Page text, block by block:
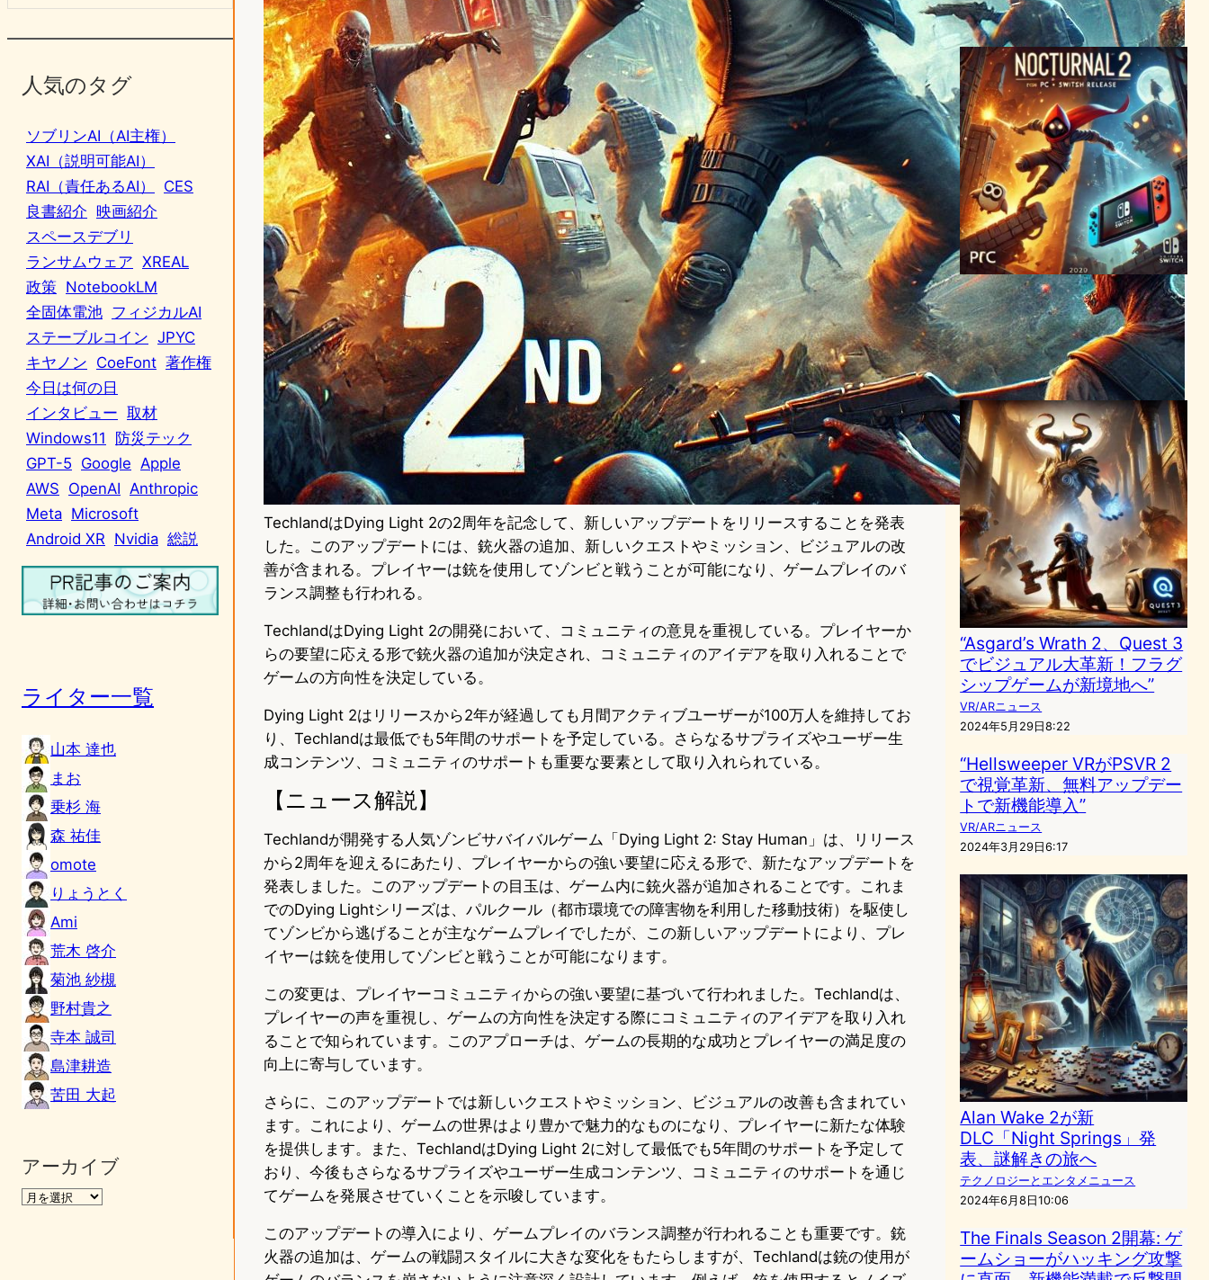
人気のタグ
ソブリンAI（AI主権）
XAI（説明可能AI）
RAI（責任あるAI）
CES
良書紹介 映画紹介
スペースデブリ
ランサムウェア XREAL
政策 NotebookLM
全固体電池 フィジカルAI
ステーブルコイン JPYC
キヤノン CoeFont 著作権
今日は何の日
インタビュー 取材
Windows11
防災テック
GPT-5 Google Apple
AWS OpenAI Anthropic
Meta Microsoft
Android XR Nvidia 総説
ライター一覧
山本 達也
まお
乗杉 海
森 祐佳
omote
りょうとく
Ami
荒木 啓介
菊池 紗槻
野村貴之
寺本 誠司
島津耕造
苦田 大起
アーカイブ
TechlandはDying Light 2の2周年を記念して、新しいアップデートをリリースすることを発表
した。このアップデートには、銃火器の追加、新しいクエストやミッション、ビジュアルの改
善が含まれる。プレイヤーは銃を使用してゾンビと戦うことが可能になり、ゲームプレイのバ
ランス調整も行われる。
TechlandはDying Light 2の開発において、コミュニティの意見を重視している。プレイヤーか
らの要望に応える形で銃火器の追加が決定され、コミュニティのアイデアを取り入れることで
ゲームの方向性を決定している。
Dying Light 2はリリースから2年が経過しても月間アクティブユーザーが100万人を維持してお
り、Techlandは最低でも5年間のサポートを予定している。さらなるサプライズやユーザー生
成コンテンツ、コミュニティのサポートも重要な要素として取り入れられている。
【ニュース解説】
Techlandが開発する人気ゾンビサバイバルゲーム「Dying Light 2: Stay Human」は、リリース
から2周年を迎えるにあたり、プレイヤーからの強い要望に応える形で、新たなアップデートを
発表しました。このアップデートの目玉は、ゲーム内に銃火器が追加されることです。これま
でのDying Lightシリーズは、パルクール（都市環境での障害物を利用した移動技術）を駆使し
てゾンビから逃げることが主なゲームプレイでしたが、この新しいアップデートにより、プレ
イヤーは銃を使用してゾンビと戦うことが可能になります。
この変更は、プレイヤーコミュニティからの強い要望に基づいて行われました。Techlandは、
プレイヤーの声を重視し、ゲームの方向性を決定する際にコミュニティのアイデアを取り入れ
ることで知られています。このアプローチは、ゲームの長期的な成功とプレイヤーの満足度の
向上に寄与しています。
さらに、このアップデートでは新しいクエストやミッション、ビジュアルの改善も含まれてい
ます。これにより、ゲームの世界はより豊かで魅力的なものになり、プレイヤーに新たな体験
を提供します。また、TechlandはDying Light 2に対して最低でも5年間のサポートを予定して
おり、今後もさらなるサプライズやユーザー生成コンテンツ、コミュニティのサポートを通じ
てゲームを発展させていくことを示唆しています。
このアップデートの導入により、ゲームプレイのバランス調整が行われることも重要です。銃
火器の追加は、ゲームの戦闘スタイルに大きな変化をもたらしますが、Techlandは銃の使用が
2024年6月6日5:17
「Nocturnal 2」発表、2025
年に火花散る冒険がPCと
Switchで展開!
テクノロジーとエンタメニュース
2024年7月18日2:07
“Asgard’s Wrath 2、Quest 3
でビジュアル大革新！フラグ
シップゲームが新境地へ”
VR/ARニュース
2024年5月29日8:22
“Hellsweeper VRがPSVR 2
で視覚革新、無料アップデー
トで新機能導入”
VR/ARニュース
2024年3月29日6:17
Alan Wake 2が新
DLC「Night Springs」発
表、謎解きの旅へ
テクノロジーとエンタメニュース
2024年6月8日10:06
The Finals Season 2開幕: ゲ
ームショーがハッキング攻撃